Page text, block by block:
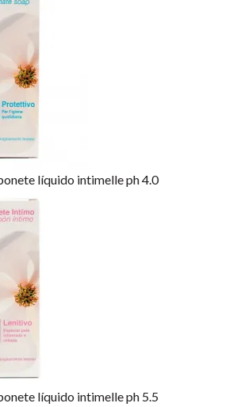
líquido intimelle ph 4.0
líquido intimelle ph 5.5